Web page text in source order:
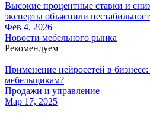
Высокие процентные ставки и
эксперты объяснили
Фев 4, 2026
Новости мебельного рынка
Рекомендуем
Применение нейросетей в
мебельщикам?
Продажи и управление
Мар 17, 2025